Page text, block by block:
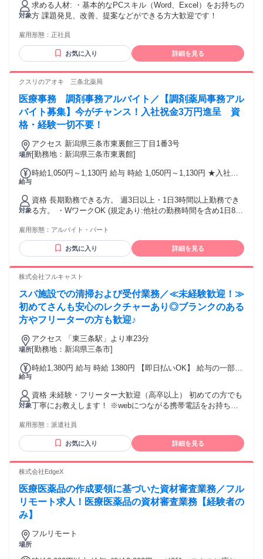
対象
求める人材: ・基本的なPCスキル（Word、Excel）をお持ちの
方 課題発見、改善、提案などができる方大歓迎です！
雇用形態： 正社員
お気に入り 詳細を見る
クスリのアオキ 三条北薬局
医療事務 調剤事務アルバイト／【調剤薬局事務アル
バイト募集】今がチャンス！入社祝金3万円進呈 資
格・経験一切不要！
場所
アクセス 新潟県三条市東裏館三丁目1番3号
[勤務地：新潟県三条市東裏館]
給与
時給1,050円～1,130円 給与 時給 1,050円～1,130円 ★入社祝
対象
資格 長期勤務できる方。 週3日以上・1日3時間以上勤務でき
る方。 ・WワークOK (規定あり:他社の勤務時間を含め1日8時
雇用形態： アルバイト・パート
お気に入り 詳細を見る
株式会社フルキャスト
スパ施設での清掃および受付業務／≪未経験歓迎！≫
初めてさんも安心のレクチャーあり◎ブランクのある
方やフリーターの方も歓迎♪
場所
アクセス 「東三条駅」より車23分
[勤務地：新潟県三条市]
給与
時給1,380円 給与 時給 1380円 【即日払いOK】 給与の一部を
ビスです 紹介先によりますが、全国ATMで受け取ることが可
能です。 ※当社規定あり
対象
資格 未経験・フリーター大歓迎（高卒以上） 初めての方でも
丁寧にお教えします！ ※webにつながる携帯電話をお持ちの
雇用形態： 派遣社員
お気に入り 詳細を見る
株式会社EdgeX
医療医薬品の作成要領に基づいた資材審査業務／フル
リモート求人！医療医薬品の資材審査業務【経験者の
み】
場所
フルリモート